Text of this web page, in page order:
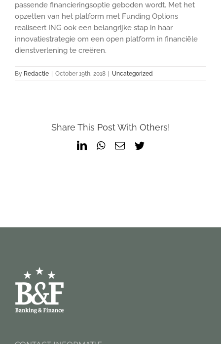
passende financieringsoptie geboden wordt. Met het
opzetten van het platform met Funding Options
realiseert ING ook een belangrijke stap in haar
innovatiestrategie om een open platform in financiële
dienstverlening te creëren.
By Redactie October 19th, 2018 Uncategorized
Share This Post With Others!
LinkedInWhatsApp
EmailTwitter